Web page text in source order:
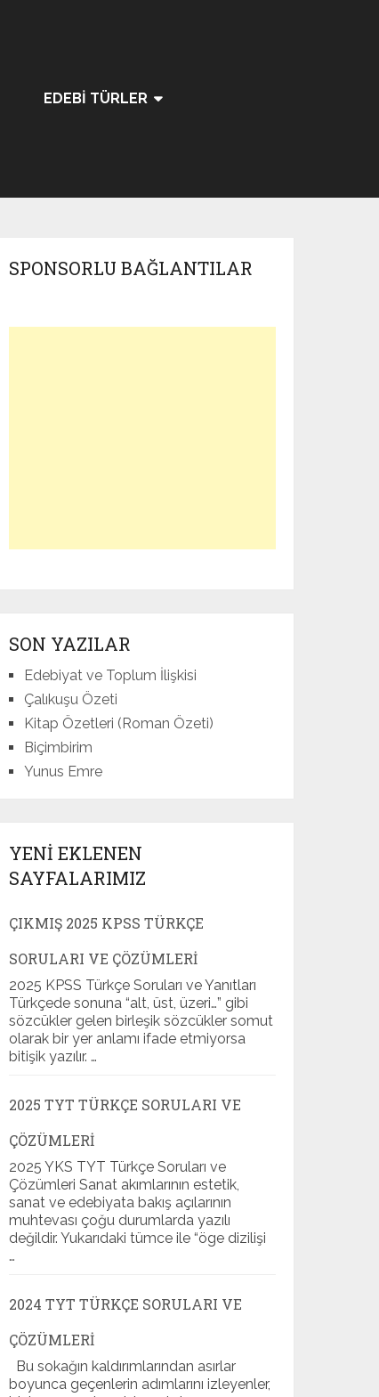
EDEBI TÜRLER
SPONSORLU BAĞLANTILAR
SON YAZILAR
Edebiyat ve Toplum İlişkisi
Çalıkuşu Özeti
Kitap Özetleri (Roman Özeti)
Biçimbirim
Yunus Emre
YENI EKLENEN
SAYFALARIMIZ
ÇIKMIŞ 2025 KPSS TÜRKÇE
SORULARI VE ÇÖZÜMLERI
2025 KPSS Türkçe Soruları ve Yanıtları
Türkçede sonuna “alt, üst, üzeri…” gibi
sözcükler gelen birleşik sözcükler somut
olarak bir yer anlamı ifade etmiyorsa
bitişik yazılır. …
2025 TYT TÜRKÇE SORULARI VE
ÇÖZÜMLERI
2025 YKS TYT Türkçe Soruları ve
Çözümleri Sanat akımlarının estetik,
sanat ve edebiyata bakış açılarının
muhtevası çoğu durumlarda yazılı
değildir. Yukarıdaki tümce ile “öge dizilişi
…
2024 TYT TÜRKÇE SORULARI VE
ÇÖZÜMLERI
Bu sokağın kaldırımlarından asırlar
boyunca geçenlerin adımlarını izleyenler,